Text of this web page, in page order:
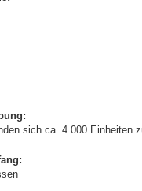
sich ca. 4.000 Einheiten